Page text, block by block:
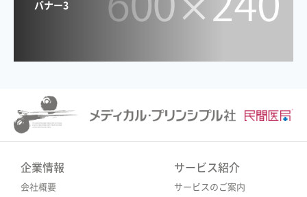
バナー3
企業情報
会社概要
サービス紹介
サービスのご案内